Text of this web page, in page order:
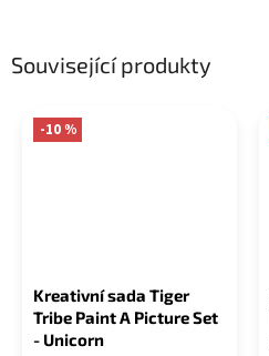
Související produkty
-10 %
Kreativní sada Tiger
Tribe Paint A Picture Set
- Unicorn